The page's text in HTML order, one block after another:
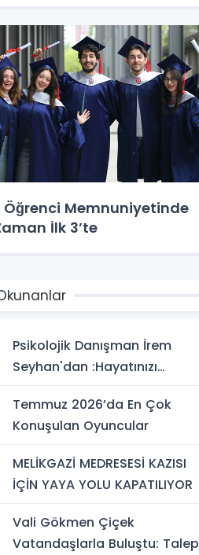
Öğrenci Memnuniyetinde
İlk 3’te
Psikolojik Danışman İrem
Seyhan'dan :Hayatınızı
Potansiyelinizi Keşfetmek İçin
İlk Adımı Atın!
Temmuz 2026’da En Çok
Konuşulan Oyuncular
MELİKGAZİ MEDRESESİ KAZISI
İÇİN YAYA YOLU KAPATILIYOR
Vali Gökmen Çiçek
Vatandaşlarla Buluştu: Talep